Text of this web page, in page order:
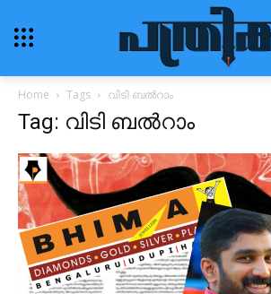
Home Tags വിടി ബൽറാം
Tag: വിടി ബൽറാം